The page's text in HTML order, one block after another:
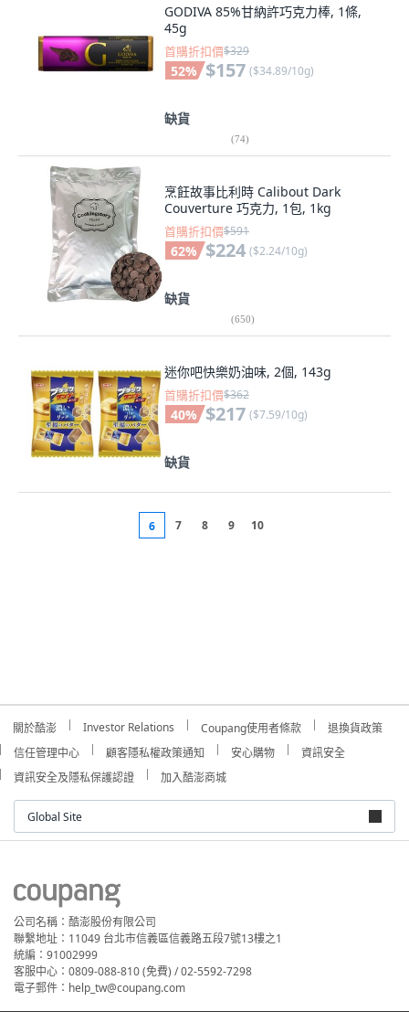
GODIVA 85%甘納許巧克力棒, 1條,
45g
首購折扣價$329
52% $157 ($34.89/10g)
缺貨
(74)
烹飪故事比利時 Calibout Dark
Couverture 巧克力, 1包, 1kg
首購折扣價$591
62% $224 ($2.24/10g)
缺貨
(650)
迷你吧快樂奶油味, 2個, 143g
首購折扣價$362
40% $217 ($7.59/10g)
缺貨
6 7 8 9 10
關於酷澎 Investor Relations Coupang使用者條款
退換貨政策
信任管理中心
顧客隱私權政策通知 安心購物
資訊安全
資訊安全及隱私保護認證
加入酷澎商城
Global Site
公司名稱：酷澎股份有限公司
聯繫地址：11049 台北市信義區信義路五段7號13樓之1
統編：91002999
客服中心：0809-088-810 (免費) / 02-5592-7298
電子郵件：help_tw@coupang.com